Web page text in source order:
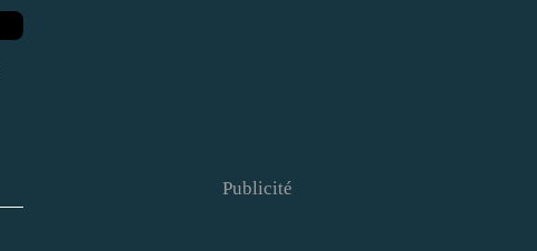
Publicité